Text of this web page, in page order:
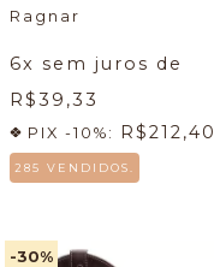
Ragnar
6x sem juros de
R$39,33
PIX -10%: R$212,40
285 VENDIDOS.
-30%